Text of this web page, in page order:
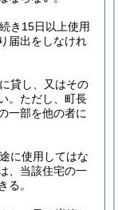
き15日以上使用
届出をしなけれ
貸し、又はその
。 ただし、町長
一部を他の者に
に使用してはな
、当該住宅の一
る。